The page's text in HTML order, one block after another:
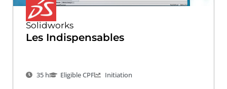
Solidworks
Les Indispensables
35 h Eligible CPF Initiation